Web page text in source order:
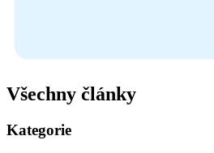
Všechny články
Kategorie